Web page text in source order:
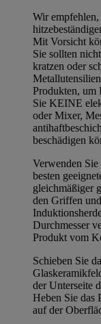
Wir
Mit Vorsicht
Sie sollten
kratzen oder
Produkten, um
Sie KEINE
oder Mixer,
beschädigen
Verwenden
besten
gleichmäßiger
den Griffen
Durchmesser
Produkt vom
Schieben Sie
der Unterseite
Heben Sie das
auf der